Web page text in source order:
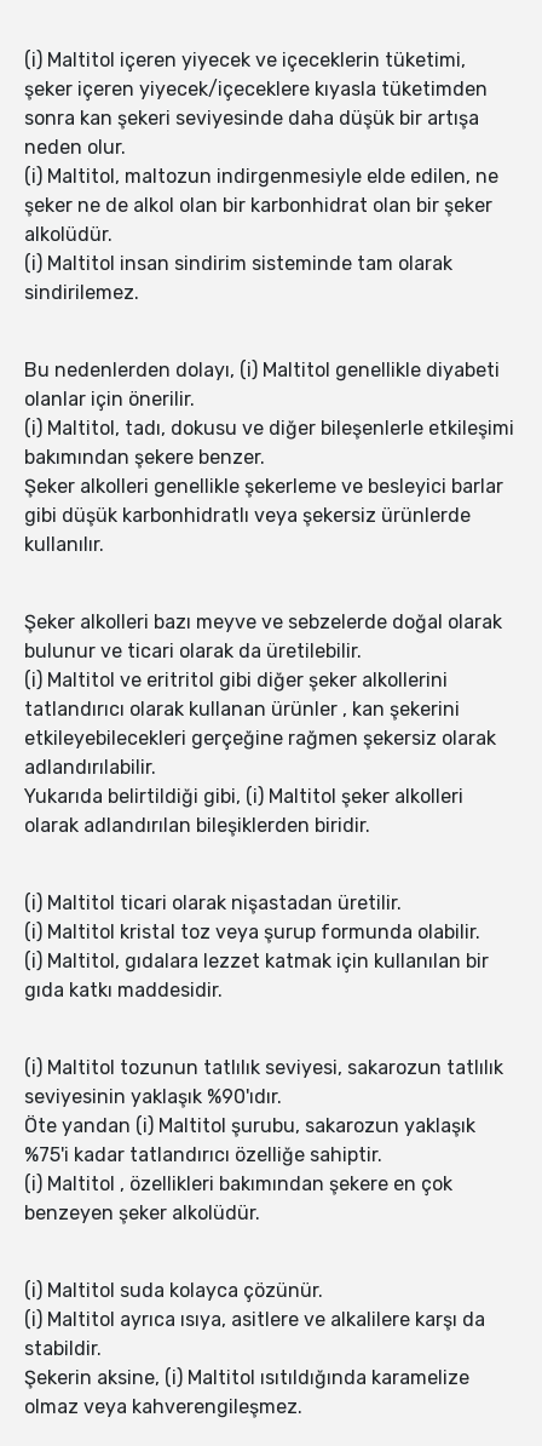
(i) Maltitol içeren yiyecek ve içeceklerin tüketimi,
şeker içeren yiyecek/içeceklere kıyasla tüketimden
sonra kan şekeri seviyesinde daha düşük bir artışa
neden olur.
(i) Maltitol, maltozun indirgenmesiyle elde edilen, ne
şeker ne de alkol olan bir karbonhidrat olan bir şeker
alkolüdür.
(i) Maltitol insan sindirim sisteminde tam olarak
sindirilemez.
Bu nedenlerden dolayı, (i) Maltitol genellikle diyabeti
olanlar için önerilir.
(i) Maltitol, tadı, dokusu ve diğer bileşenlerle etkileşimi
bakımından şekere benzer.
Şeker alkolleri genellikle şekerleme ve besleyici barlar
gibi düşük karbonhidratlı veya şekersiz ürünlerde
kullanılır.
Şeker alkolleri bazı meyve ve sebzelerde doğal olarak
bulunur ve ticari olarak da üretilebilir.
(i) Maltitol ve eritritol gibi diğer şeker alkollerini
tatlandırıcı olarak kullanan ürünler , kan şekerini
etkileyebilecekleri gerçeğine rağmen şekersiz olarak
adlandırılabilir.
Yukarıda belirtildiği gibi, (i) Maltitol şeker alkolleri
olarak adlandırılan bileşiklerden biridir.
(i) Maltitol ticari olarak nişastadan üretilir.
(i) Maltitol kristal toz veya şurup formunda olabilir.
(i) Maltitol, gıdalara lezzet katmak için kullanılan bir
gıda katkı maddesidir.
(i) Maltitol tozunun tatlılık seviyesi, sakarozun tatlılık
seviyesinin yaklaşık %90'ıdır.
Öte yandan (i) Maltitol şurubu, sakarozun yaklaşık
%75'i kadar tatlandırıcı özelliğe sahiptir.
(i) Maltitol , özellikleri bakımından şekere en çok
benzeyen şeker alkolüdür.
(i) Maltitol suda kolayca çözünür.
(i) Maltitol ayrıca ısıya, asitlere ve alkalilere karşı da
stabildir.
Şekerin aksine, (i) Maltitol ısıtıldığında karamelize
olmaz veya kahverengileşmez.